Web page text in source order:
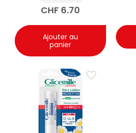
400ml
CHF 6.70
Ajouter au
panier